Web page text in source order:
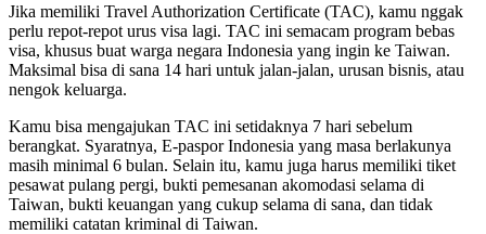
Jika memiliki Travel Authorization Certificate (TAC), kamu nggak
perlu repot-repot urus visa lagi. TAC ini semacam program bebas
visa, khusus buat warga negara Indonesia yang ingin ke Taiwan.
Maksimal bisa di sana 14 hari untuk jalan-jalan, urusan bisnis, atau
nengok keluarga.
Kamu bisa mengajukan TAC ini setidaknya 7 hari sebelum
berangkat. Syaratnya, E-paspor Indonesia yang masa berlakunya
masih minimal 6 bulan. Selain itu, kamu juga harus memiliki tiket
pesawat pulang pergi, bukti pemesanan akomodasi selama di
Taiwan, bukti keuangan yang cukup selama di sana, dan tidak
memiliki catatan kriminal di Taiwan.